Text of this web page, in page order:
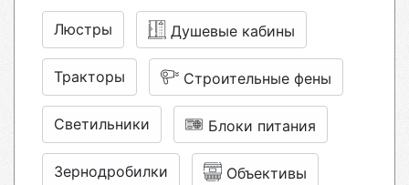
Люстры Душевые кабины
Тракторы Строительные фены
Светильники Блоки питания
Зернодробилки Объективы